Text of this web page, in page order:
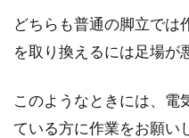
自分の好
こにお花
空間...
どちらも普通の脚立では
を取り換えるには足場が
このようなときには、電
ている方に作業をお願い